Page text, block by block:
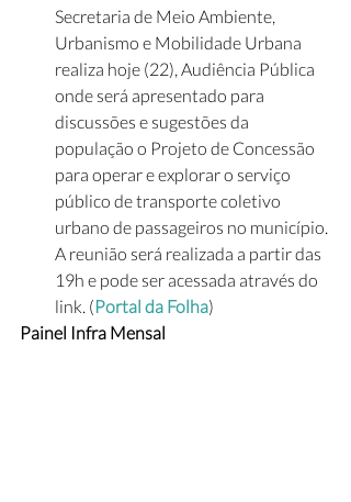
Secretaria de Meio Ambiente,
Urbanismo e Mobilidade Urbana
realiza hoje (22), Audiência Pública
onde será apresentado para
discussões e sugestões da
população o Projeto de Concessão
para operar e explorar o serviço
público de transporte coletivo
urbano de passageiros no município.
A reunião será realizada a partir das
19h e pode ser acessada através do
link. (Portal da Folha)
Painel Infra Mensal